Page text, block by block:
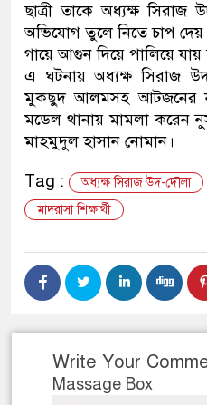
ছাত্রী তাকে অধ্যক্ষ সিরাজ
অভিযোগ তুলে নিতে চাপ
গায়ে আগুন দিয়ে পালিয়ে যায়
এ ঘটনায় অধ্যক্ষ সিরাজ
মুকছুদ আলমসহ আটজনের
মডেল থানায় মামলা করেন
মাহমুদুল হাসান নোমান।
Tag :
অধ্যক্ষ সিরাজ উদ-দৌলা
মাদরাসা শিক্ষার্থী
Write Your
Massage Box